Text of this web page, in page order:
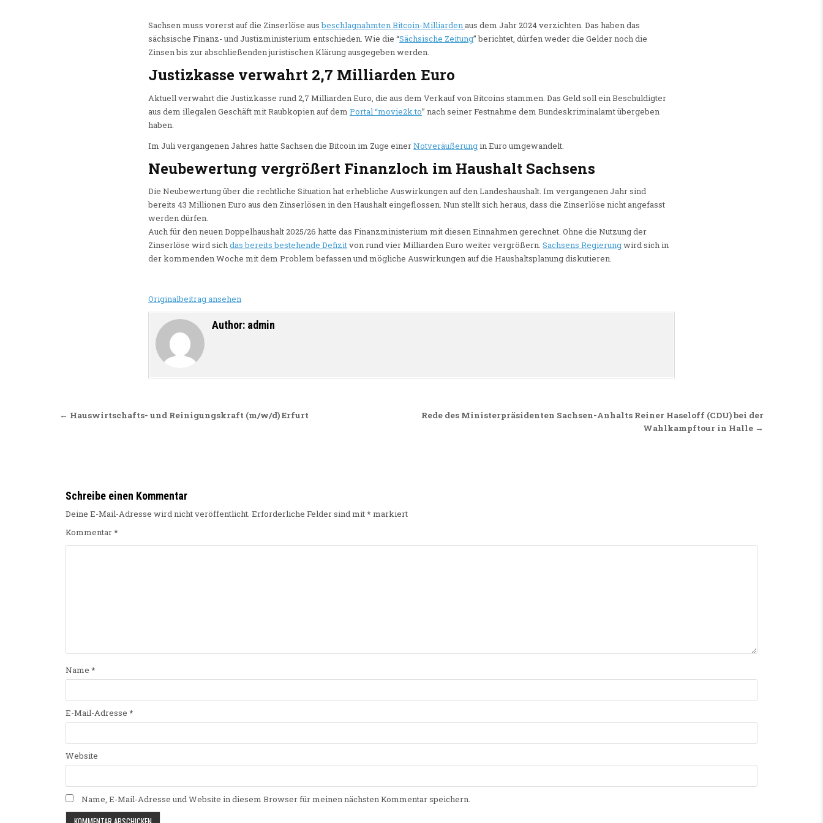
Sachsen muss vorerst auf die Zinserlöse ausbeschlagnahmten Bitcoin-Milliardenaus dem Jahr 2024 verzichten. Das haben das
sächsische Finanz- und Justizministerium entschieden. Wie die “Sächsische Zeitung” berichtet, dürfen weder die Gelder noch die
Zinsen bis zur abschließenden juristischen Klärung ausgegeben werden.
Justizkasse verwahrt 2,7 Milliarden Euro
Aktuell verwahrt die Justizkasse rund 2,7 Milliarden Euro, die aus dem Verkauf von Bitcoins stammen. Das Geld soll ein Beschuldigter
aus dem illegalen Geschäft mit Raubkopien auf dem Portal “movie2k.to” nach seiner Festnahme dem Bundeskriminalamt übergeben
haben.
Im Juli vergangenen Jahres hatte Sachsen die Bitcoin im Zuge einerNotveräußerungin Euro umgewandelt.
Neubewertung vergrößert Finanzloch im Haushalt Sachsens
Die Neubewertung über die rechtliche Situation hat erhebliche Auswirkungen auf den Landeshaushalt. Im vergangenen Jahr sind
bereits 43 Millionen Euro aus den Zinserlösen in den Haushalt eingeflossen. Nun stellt sich heraus, dass die Zinserlöse nicht angefasst
werden dürfen.
Auch für den neuen Doppelhaushalt 2025/26 hatte das Finanzministerium mit diesen Einnahmen gerechnet. Ohne die Nutzung der
Zinserlöse wird sichdas bereits bestehende Defizitvon rund vier Milliarden Euro weiter vergrößern. Sachsens Regierungwird sich in
der kommenden Woche mit dem Problem befassen und mögliche Auswirkungen auf die Haushaltsplanung diskutieren.
Originalbeitrag ansehen
Author: admin
Beitragsnavigation
Rede des Ministerpräsidenten Sachsen-Anhalts Reiner Haseloff (CDU) bei der
Wahlkampftour in Halle →
← Hauswirtschafts- und Reinigungskraft (m/w/d) Erfurt
Schreibe einen Kommentar
Deine E-Mail-Adresse wird nicht veröffentlicht. Erforderliche Felder sind mit* markiert
Kommentar*
Name *
E-Mail-Adresse *
Website
Name, E-Mail-Adresse und Website in diesem Browser für meinen nächsten Kommentar speichern.